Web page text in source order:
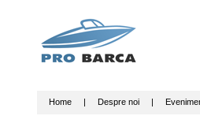
Home| Despre noi|